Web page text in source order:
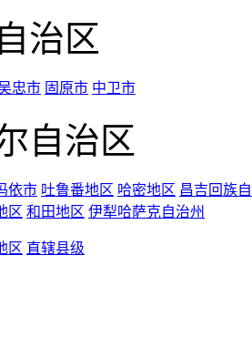
治区
忠市 固原市 中卫市
自治区
依市 吐鲁番地区 哈密地区 昌吉回族
区 和田地区 伊犁哈萨克自治州
区 直辖县级